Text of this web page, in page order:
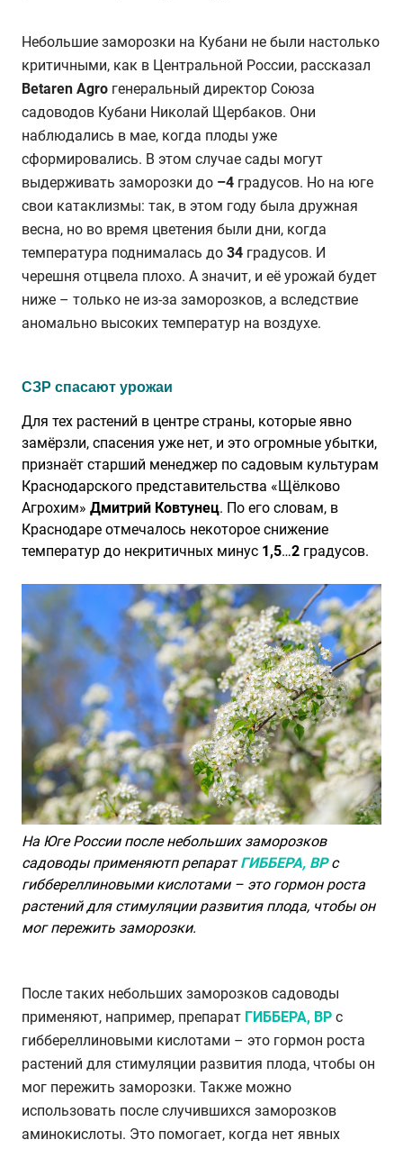
Небольшие заморозки на Кубани не были настолько
критичными, как в Центральной России, рассказал
Betaren Agro генеральный директор Союза
садоводов Кубани Николай Щербаков. Они
наблюдались в мае, когда плоды уже
сформировались. В этом случае сады могут
выдерживать заморозки до –4 градусов. Но на юге
свои катаклизмы: так, в этом году была дружная
весна, но во время цветения были дни, когда
температура поднималась до 34 градусов. И
черешня отцвела плохо. А значит, и её урожай будет
ниже – только не из-за заморозков, а вследствие
аномально высоких температур на воздухе.
СЗР спасают урожаи
Для тех растений в центре страны, которые явно
замёрзли, спасения уже нет, и это огромные убытки,
признаёт старший менеджер по садовым культурам
Краснодарского представительства «Щёлково
Агрохим» Дмитрий Ковтунец. По его словам, в
Краснодаре отмечалось некоторое снижение
температур до некритичных минус 1,5…2 градусов.
На Юге России после небольших заморозков
садоводы применяютп репаратГИББЕРА, ВРс
гиббереллиновыми кислотами – это гормон роста
растений для стимуляции развития плода, чтобы он
мог пережить заморозки.
После таких небольших заморозков садоводы
применяют, например, препарат ГИББЕРА, ВР с
гиббереллиновыми кислотами – это гормон роста
растений для стимуляции развития плода, чтобы он
мог пережить заморозки. Также можно
использовать после случившихся заморозков
аминокислоты. Это помогает, когда нет явных